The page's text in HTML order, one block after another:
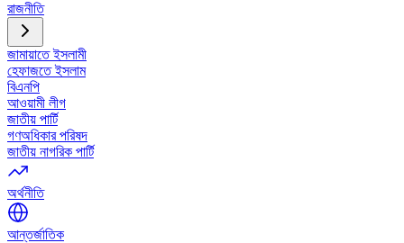
রাজনীতি
জামায়াতে ইসলামী
হেফাজতে ইসলাম
বিএনপি
আওয়ামী লীগ
জাতীয় পার্টি
গণঅধিকার পরিষদ
জাতীয় নাগরিক পার্টি
অর্থনীতি
আন্তর্জাতিক